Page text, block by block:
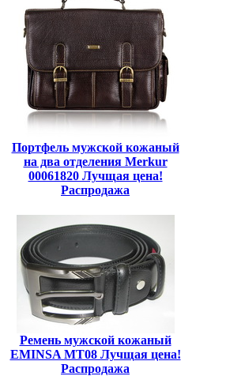
Портфель мужской кожаный
на два отделения Merkur
00061820 Лучщая цена!
Распродажа
Ремень мужской кожаный
EMINSA MT08 Лучщая цена!
Распродажа